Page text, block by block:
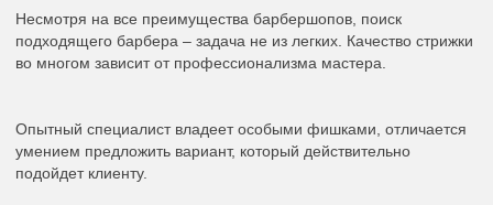
Несмотря на все преимущества барбершопов, поиск
подходящего барбера – задача не из легких. Качество стрижки
во многом зависит от профессионализма мастера.
Опытный специалист владеет особыми фишками, отличается
умением предложить вариант, который действительно
подойдет клиенту.